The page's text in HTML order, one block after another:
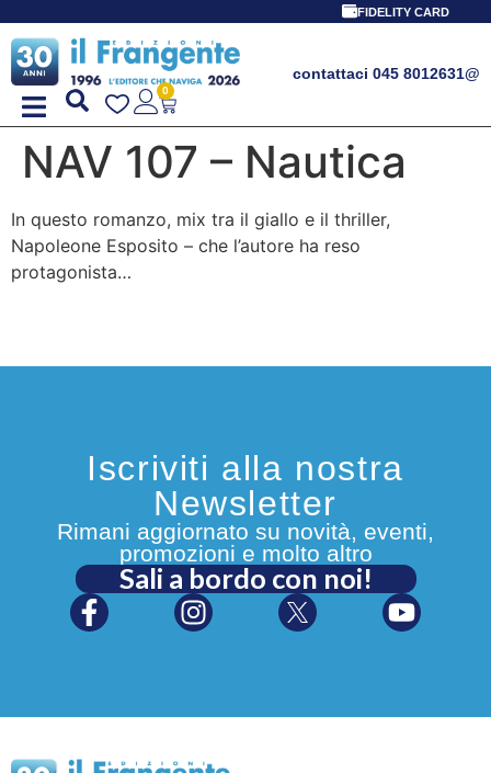
FIDELITY CARD
contattaci 045 8012631@
0
NAV 107 – Nautica
In questo romanzo, mix tra il giallo e il thriller,
Napoleone Esposito – che l’autore ha reso
protagonista…
Iscriviti alla nostra
Newsletter
Rimani aggiornato su novità, eventi,
promozioni e molto altro
Sali a bordo con noi!